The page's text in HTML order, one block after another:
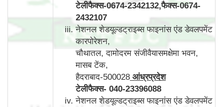
टेलीफैक्स-0674-2342132,फैक्स-0674-
2432107
नेशनल शेडयूल्डट्राइब्स फाइनांस एंड डेवलपमेंट
कारपोरेशन,
चौथातल, दामोदरम संजीवैयासमक्षेमा भवन,
मासब टेंक,
हैदराबाद-500028 आंध्रप्रदेश
टेलीफैक्स- 040-23396088
नेशनल शेडयूल्डट्राइब्स फाइनांस एंड डेवलपमेंट